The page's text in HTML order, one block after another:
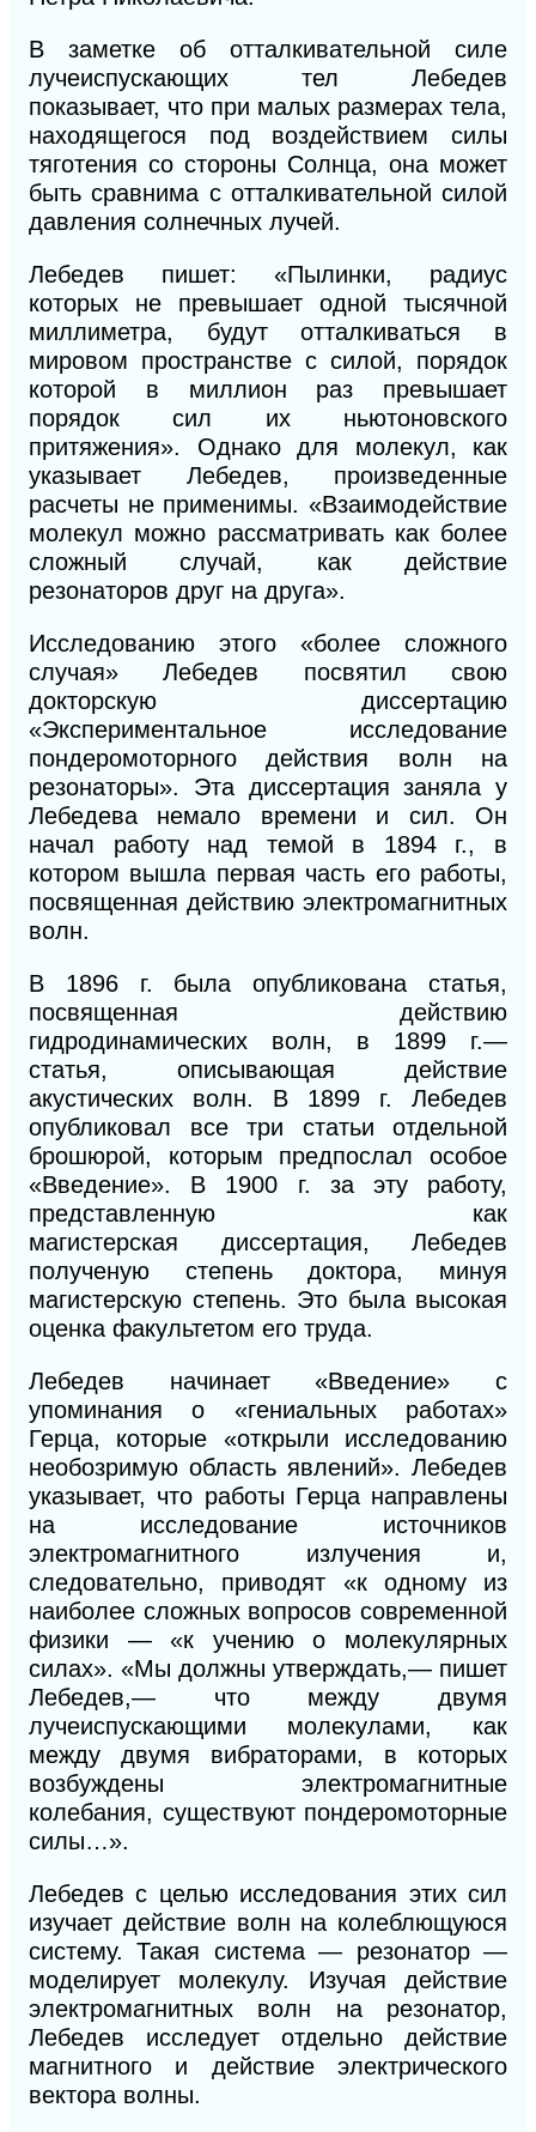
В заметке об отталкивательной силе
лучеиспускающих тел Лебедев
показывает, что при малых размерах тела,
находящегося под воздействием силы
тяготения со стороны Солнца, она может
быть сравнима с отталкивательной силой
давления солнечных лучей.
Лебедев пишет: «Пылинки, радиус
которых не превышает одной тысячной
миллиметра, будут отталкиваться в
мировом пространстве с силой, порядок
которой в миллион раз превышает
порядок сил их ньютоновского
притяжения». Однако для молекул, как
указывает Лебедев, произведенные
расчеты не применимы. «Взаимодействие
молекул можно рассматривать как более
сложный случай, как действие
резонаторов друг на друга».
Исследованию этого «более сложного
случая» Лебедев посвятил свою
докторскую диссертацию
«Экспериментальное исследование
пондеромоторного действия волн на
резонаторы». Эта диссертация заняла у
Лебедева немало времени и сил. Он
начал работу над темой в 1894 г., в
котором вышла первая часть его работы,
посвященная действию электромагнитных
волн.
В 1896 г. была опубликована статья,
посвященная действию
гидродинамических волн, в 1899 г.—
статья, описывающая действие
акустических волн. В 1899 г. Лебедев
опубликовал все три статьи отдельной
брошюрой, которым предпослал особое
«Введение». В 1900 г. за эту работу,
представленную как
магистерская диссертация, Лебедев
полученую степеньдоктора, минуя
магистерскую степень. Это была высокая
оценка факультетом его труда.
Лебедев начинает «Введение» с
упоминания о «гениальных работах»
Герца, которые «открыли исследованию
необозримую область явлений». Лебедев
указывает, что работы Герца направлены
на исследование источников
электромагнитного излучения и,
следовательно, приводят «к одному из
наиболее сложных вопросов современной
физики — «к учению о молекулярных
силах». «Мы должны утверждать,— пишет
Лебедев,— что между двумя
лучеиспускающими молекулами, как
между двумя вибраторами, в которых
возбуждены электромагнитные
колебания, существуют пондеромоторные
силы…».
Лебедев с целью исследования этих сил
изучает действие волн на колеблющуюся
систему. Такая система — резонатор —
моделирует молекулу. Изучая действие
электромагнитных волн на резонатор,
Лебедев исследует отдельно действие
магнитного и действие электрического
вектора волны.